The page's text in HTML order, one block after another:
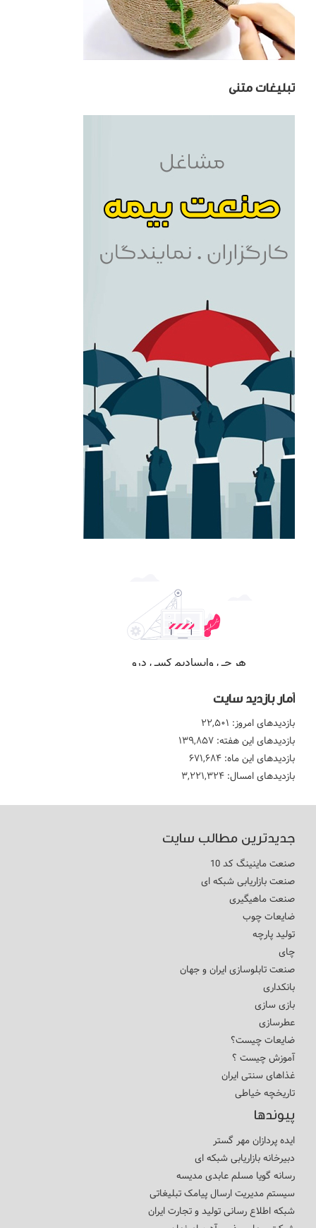
تبلیغات متنی
آمار بازدید سایت
بازدیدهای امروز: ۲۲,۵۰۱
بازدیدهای این هفته: ۱۳۹,۸۵۷
بازدیدهای این ماه: ۶۷۱,۶۸۴
بازدیدهای امسال: ۳,۲۲۱,۳۲۴
جدیدترین مطالب سایت
صنعت ماینینگ کد 10
صنعت بازاریابی شبکه ای
صنعت ماهیگیری
ضایعات چوب
تولید پارچه
چای
صنعت تابلوسازی ایران و جهان
بانکداری
بازی سازی
عطرسازی
ضایعات چیست؟
آموزش چیست ؟
غذاهای سنتی ایران
تاریخچه خیاطی
پیوندها
ایده پردازان مهر گستر
دبیرخانه بازاریابی شبکه ای
رسانه گویا مسلم عابدی مدیسه
سیستم مدیریت ارسال پیامک تبلیغاتی
شبکه اطلاع رسانی تولید و تجارت ایران